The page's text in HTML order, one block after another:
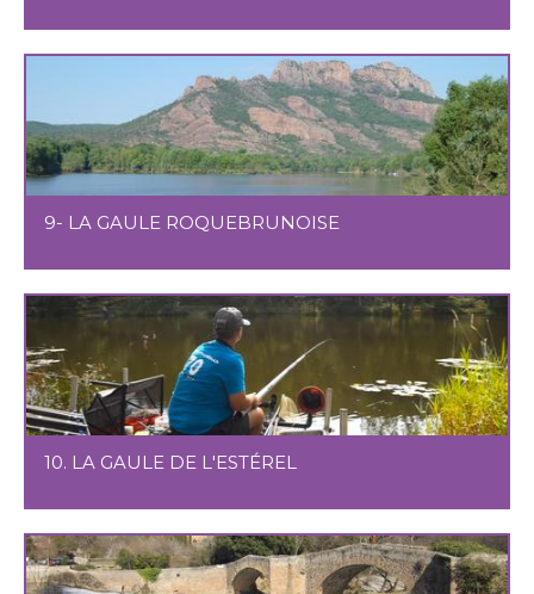
9- LA GAULE ROQUEBRUNOISE
10. LA GAULE DE L'ESTÉREL